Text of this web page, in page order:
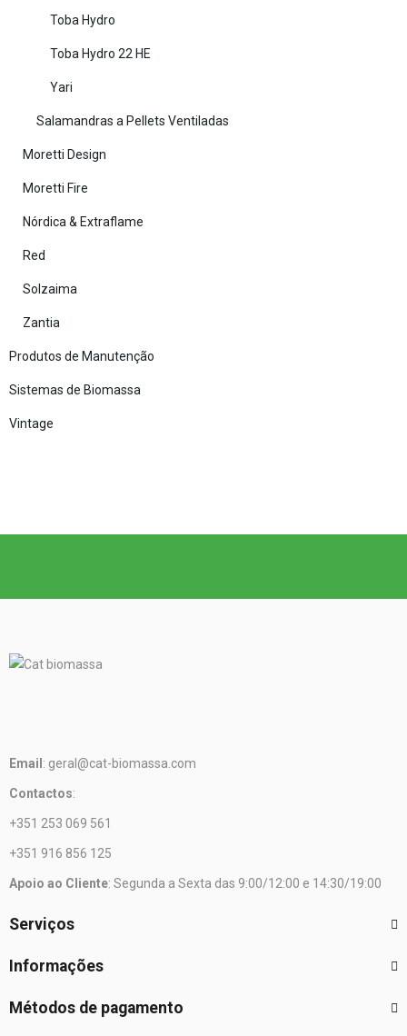
Toba Hydro
Toba Hydro 22 HE
Yari
Salamandras a Pellets Ventiladas
Moretti Design
Moretti Fire
Nórdica & Extraflame
Red
Solzaima
Zantia
Produtos de Manutenção
Sistemas de Biomassa
Vintage
Email : geral@cat-biomassa.com
Contactos:
+351 253 069 561
+351 916 856 125
Apoio ao Cliente: Segunda a Sexta das 9:00/12:00 e 14:30/19:00
Serviços
Informações
Métodos de pagamento